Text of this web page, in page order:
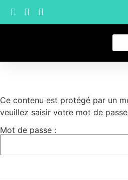
Ce contenu est protégé par un
veuillez saisir votre mot de
Mot de passe :